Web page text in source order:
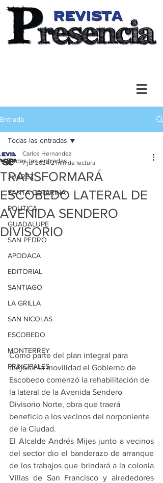
Entrada
Todas las entradas
JUAREZ
SANTA CATARINA
POLITICA
GUADALUPE
SAN PEDRO
APODACA
EDITORIAL
SANTIAGO
LA GRILLA
SAN NICOLAS
ESCOBEDO
MONTERREY
PRINCIPALES
Todas las entradas
TRANSFORMARÁ
ESCOBEDO LATERAL DE
AVENIDA SENDERO
DIVISORIO
Carlos Hernandez
7 jul 2024 2 min de lectura
Como parte del plan integral para
mejorar la movilidad el Gobierno de
Escobedo comenzó la rehabilitación de
la lateral de la Avenida Sendero
Divisorio Norte, obra que traerá
beneficio a los vecinos del norponiente
de la Ciudad.
El Alcalde Andrés Mijes junto a vecinos
del sector dio el banderazo de arranque
de los trabajos que brindará a la colonia
Villas de San Francisco y alrededores